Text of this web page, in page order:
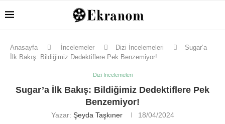
Anasayfa İncelemeler Dizi İncelemeleri
Sugar’a
İlk Bakış: Bildiğimiz Dedektiflere Pek Benzemiyor!
Dizi İncelemeleri
Sugar’a İlk Bakış: Bildiğimiz Dedektiflere Pek
Benzemiyor!
Yazar: Şeyda Taşkıner 18/04/2024